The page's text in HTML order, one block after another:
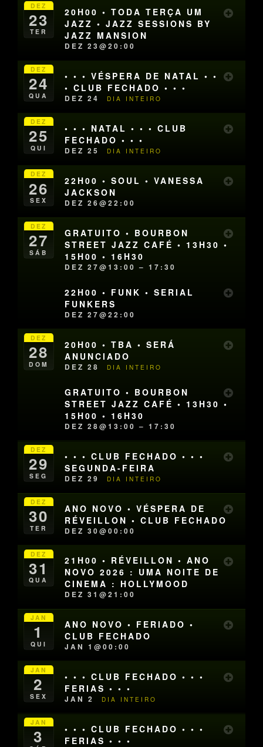
DEZ
23
TER
20H00 • TODA TERÇA UM
JAZZ • JAZZ SESSIONS BY
JAZZ MANSION
DEZ 23@20:00
DEZ
24
QUA
• • • VÉSPERA DE NATAL • •
• CLUB FECHADO • • •
DEZ 24 DIA INTEIRO
DEZ
25
QUI
• • • NATAL • • • CLUB
FECHADO • • •
DEZ 25 DIA INTEIRO
DEZ
26
SEX
22H00 • SOUL • VANESSA
JACKSON
DEZ 26@22:00
DEZ
27
SÁB
GRATUITO • BOURBON
STREET JAZZ CAFÉ • 13H30 •
15H00 • 16H30
DEZ 27@13:00 – 17:30
22H00 • FUNK • SERIAL
FUNKERS
DEZ 27@22:00
DEZ
28
DOM
20H00 • TBA • SERÁ
ANUNCIADO
DEZ 28 DIA INTEIRO
GRATUITO • BOURBON
STREET JAZZ CAFÉ • 13H30 •
15H00 • 16H30
DEZ 28@13:00 – 17:30
DEZ
29
SEG
• • • CLUB FECHADO • • •
SEGUNDA-FEIRA
DEZ 29 DIA INTEIRO
DEZ
30
TER
ANO NOVO • VÉSPERA DE
RÉVEILLON • CLUB FECHADO
DEZ 30@00:00
DEZ
31
QUA
21H00 • RÉVEILLON • ANO
NOVO 2026 : UMA NOITE DE
CINEMA : HOLLYMOOD
DEZ 31@21:00
JAN
1
QUI
ANO NOVO • FERIADO •
CLUB FECHADO
JAN 1@00:00
JAN
2
SEX
• • • CLUB FECHADO • • •
FERIAS • • •
JAN 2 DIA INTEIRO
JAN
3
• • • CLUB FECHADO • • •
FERIAS • • •